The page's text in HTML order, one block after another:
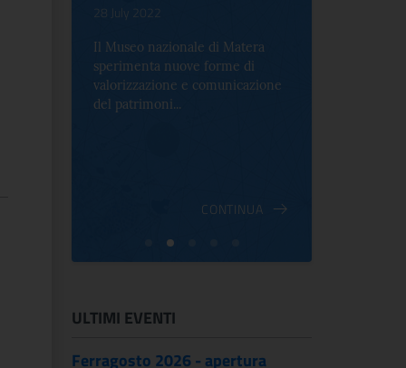
le
28 July 2022
Il Museo nazionale di Matera
sperimenta nuove forme di
valorizzazione e comunicazione
del patrimoni...
CONTINUA
ULTIMI EVENTI
Ferragosto 2026 - apertura